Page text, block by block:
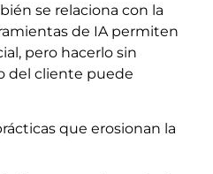
se relaciona con la
de IA permiten
pero hacerlo sin
del cliente puede
que erosionan la